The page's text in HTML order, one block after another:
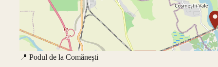
📍 Podul de la Comănești